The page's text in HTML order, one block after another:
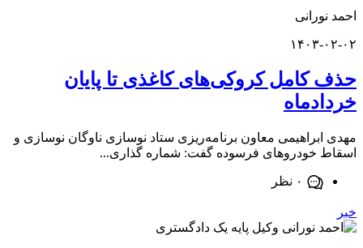
۰۲
کروکی‌های کاغذی تا پایان
معاون برنامه‌ریزی ستاد نوسازی ناوگان نوسازی و
خودروهای فرسوده گفت: شماره گذاری...
۰ نظر